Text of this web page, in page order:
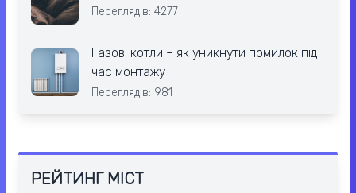
Переглядів: 4277
Газові котли – як уникнути помилок під
час монтажу
Переглядів: 981
РЕЙТИНГ МІСТ